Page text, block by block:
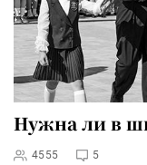
Нужна ли в
4555 5